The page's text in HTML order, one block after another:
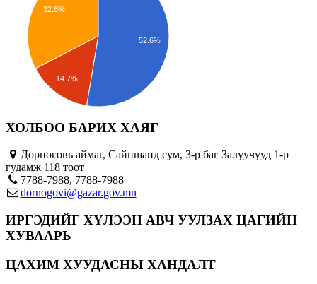
32.6%
14.7%
52.6%
ХОЛБОО БАРИХ ХАЯГ
Дорноговь аймаг, Сайншанд сум, 3-р баг Залуучууд 1-р
гудамж 118 тоот
7788-7988, 7788-7988
dornogovi@gazar.gov.mn
ИРГЭДИЙГ ХҮЛЭЭН АВЧ УУЛЗАХ ЦАГИЙН
ХУВААРЬ
ЦАХИМ ХУУДАСНЫ ХАНДАЛТ